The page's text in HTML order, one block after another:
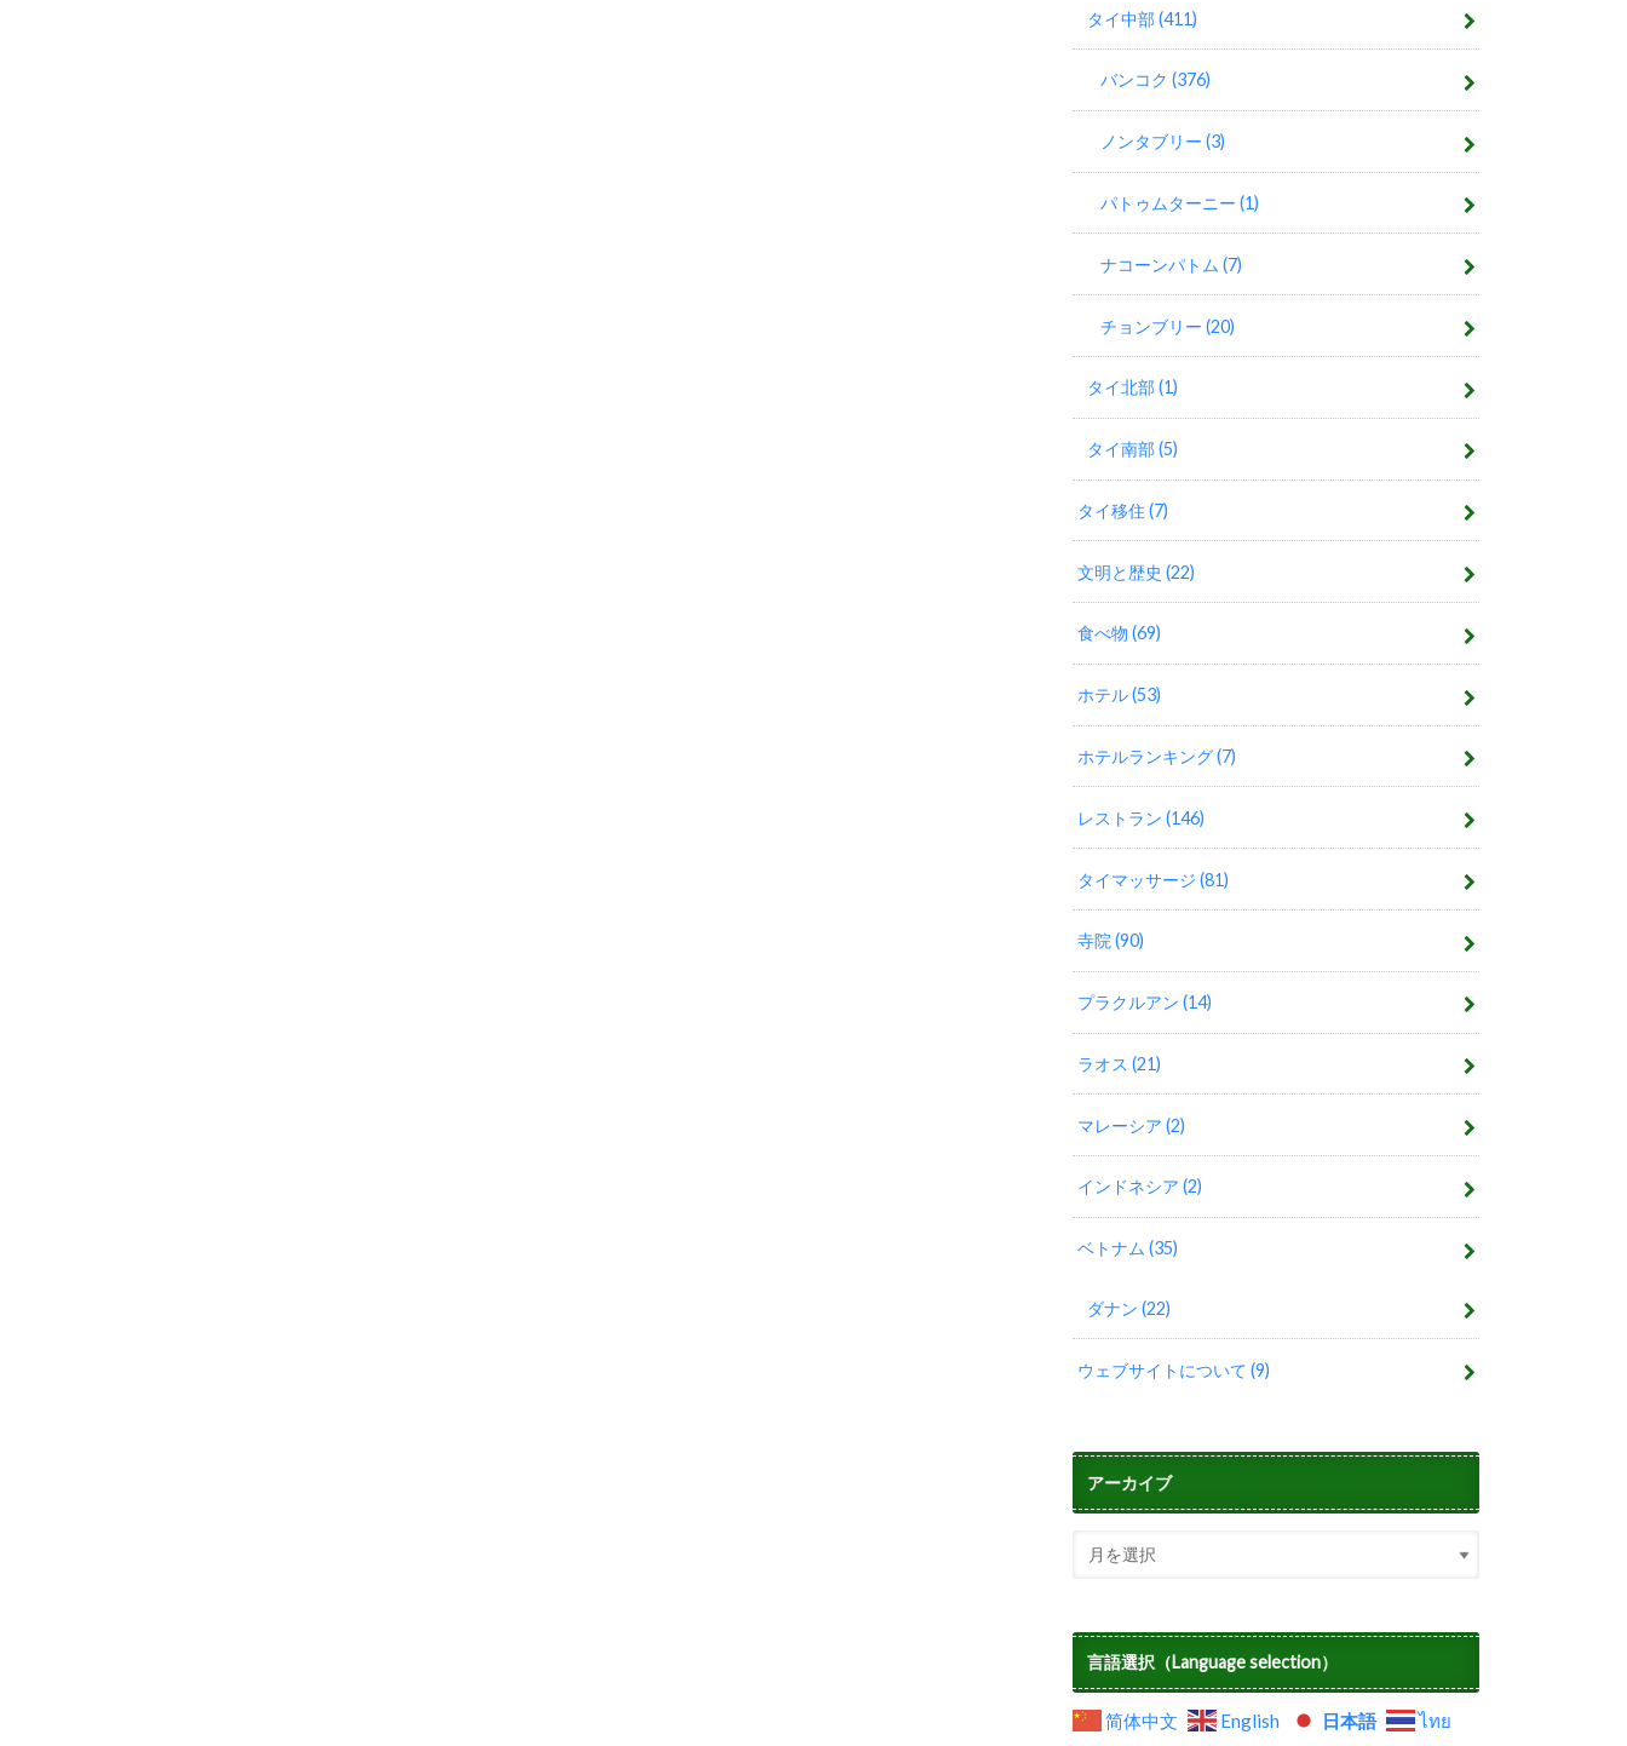
タイ中部(411)
バンコク(376)
ノンタブリー(3)
パトゥムターニー(1)
ナコーンパトム(7)
チョンブリー(20)
タイ北部(1)
タイ南部(5)
タイ移住(7)
文明と歴史(22)
食べ物(69)
ホテル(53)
ホテルランキング(7)
レストラン(146)
タイマッサージ(81)
寺院(90)
プラクルアン(14)
ラオス(21)
マレーシア(2)
インドネシア(2)
ベトナム(35)
ダナン (22)
ウェブサイトについて(9)
アーカイブ
言語選択（Language selection）
简体中文 English 日本語 ไทย